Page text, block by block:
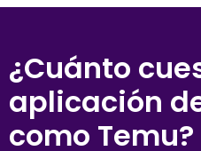
¿Cuánto
aplicación
como Temu?